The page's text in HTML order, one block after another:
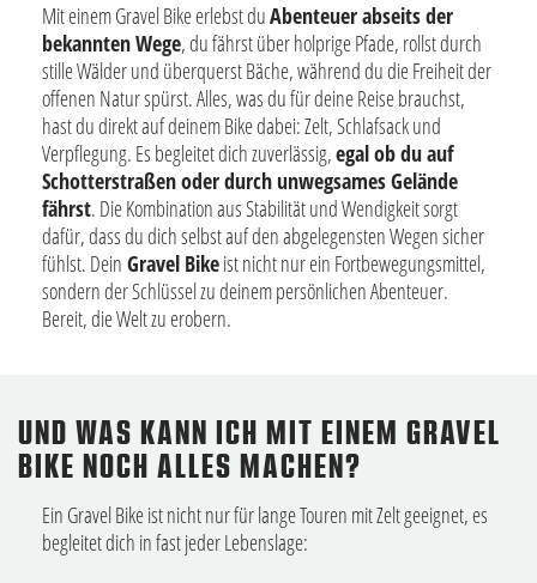
Mit einem Gravel Bike erlebst duAbenteuer abseits der
bekannten Wege, du fährst über holprige Pfade, rollst durch
stille Wälder und überquerst Bäche, während du die Freiheit der
offenen Natur spürst. Alles, was du für deine Reise brauchst,
hast du direkt auf deinem Bike dabei: Zelt, Schlafsack und
Verpflegung. Es begleitet dich zuverlässig,egal ob du auf
Schotterstraßen oder durch unwegsames Gelände
fährst. Die Kombination aus Stabilität und Wendigkeit sorgt
dafür, dass du dich selbst auf den abgelegensten Wegen sicher
fühlst. Dein Gravel Bikeist nicht nur ein Fortbewegungsmittel,
sondern der Schlüssel zu deinem persönlichen Abenteuer.
Bereit, die Welt zu erobern.
UND WAS KANN ICH MIT EINEM GRAVEL
BIKE NOCH ALLES MACHEN?
Ein Gravel Bike ist nicht nur für lange Touren mit Zelt geeignet, es
begleitet dich in fast jeder Lebenslage: